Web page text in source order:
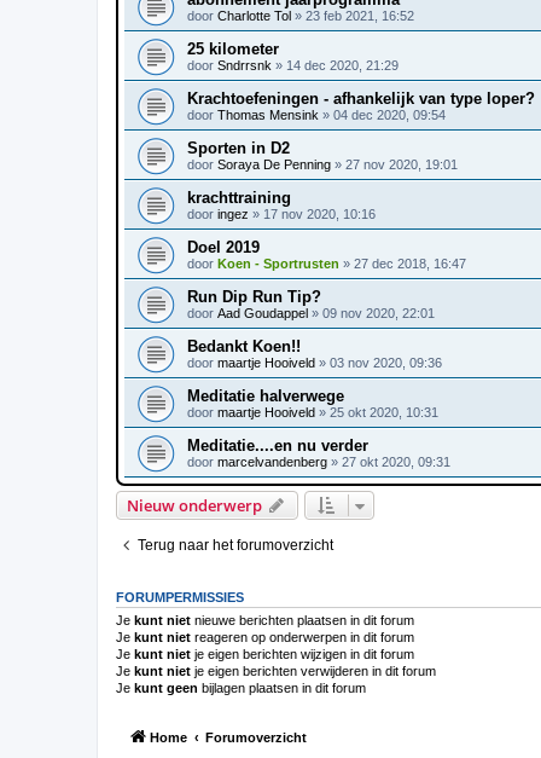
door Charlotte Tol » 23 feb 2021, 16:52
25 kilometer
door Sndrrsnk » 14 dec 2020, 21:29
Krachtoefeningen - afhankelijk van type loper?
door Thomas Mensink » 04 dec 2020, 09:54
Sporten in D2
door Soraya De Penning » 27 nov 2020, 19:01
krachttraining
door ingez » 17 nov 2020, 10:16
Doel 2019
door Koen - Sportrusten » 27 dec 2018, 16:47
Run Dip Run Tip?
door Aad Goudappel » 09 nov 2020, 22:01
Bedankt Koen!!
door maartje Hooiveld » 03 nov 2020, 09:36
Meditatie halverwege
door maartje Hooiveld » 25 okt 2020, 10:31
Meditatie....en nu verder
door marcelvandenberg » 27 okt 2020, 09:31
Nieuw onderwerp
Terug naar het forumoverzicht
FORUMPERMISSIES
Je kunt niet nieuwe berichten plaatsen in dit forum
Je kunt niet reageren op onderwerpen in dit forum
Je kunt niet je eigen berichten wijzigen in dit forum
Je kunt niet je eigen berichten verwijderen in dit forum
Je kunt geen bijlagen plaatsen in dit forum
Home Forumoverzicht